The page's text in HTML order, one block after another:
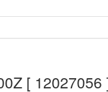
[ 12027056